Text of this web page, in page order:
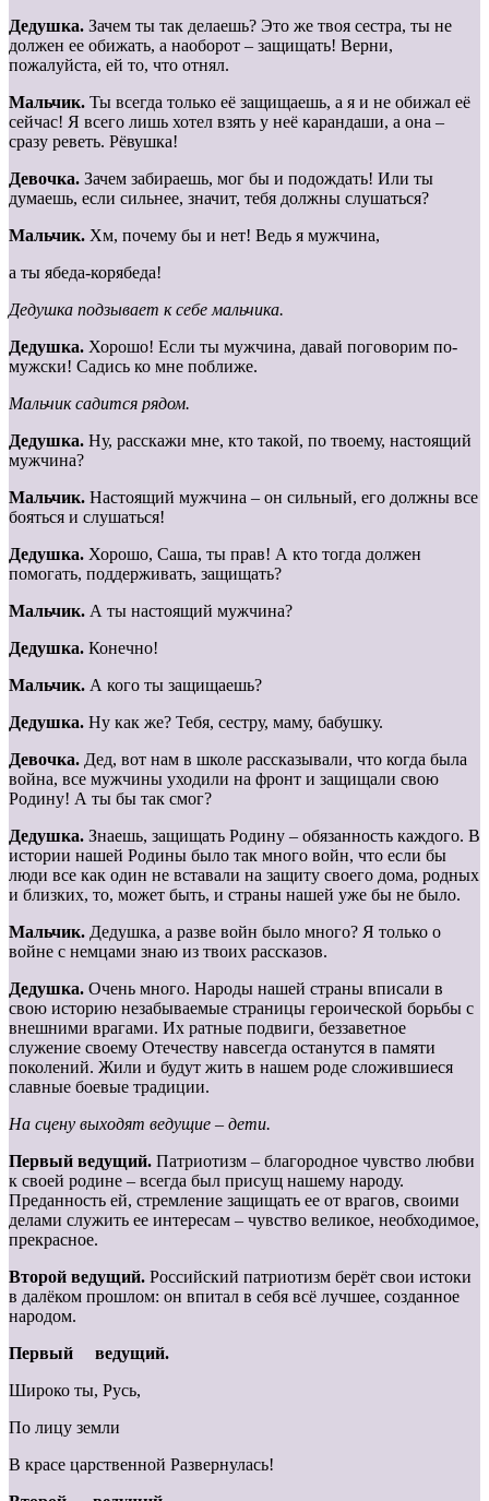
Дедушка. Зачем ты так делаешь? Это же твоя сестра, ты не
должен ее обижать, а наоборот – защищать! Верни,
пожалуйста, ей то, что отнял.
Мальчик. Ты всегда только её защищаешь, а я и не обижал её
сейчас! Я всего лишь хотел взять у неё карандаши, а она –
сразу реветь. Рёвушка!
Девочка. Зачем забираешь, мог бы и подождать! Или ты
думаешь, если сильнее, значит, тебя должны слушаться?
Мальчик. Хм, почему бы и нет! Ведь я мужчина,
а ты ябеда-корябеда!
Дедушка подзывает к себе мальчика.
Дедушка. Хорошо! Если ты мужчина, давай поговорим по-
мужски! Садись ко мне поближе.
Мальчик садится рядом.
Дедушка. Ну, расскажи мне, кто такой, по твоему, настоящий
мужчина?
Мальчик. Настоящий мужчина – он сильный, его должны все
бояться и слушаться!
Дедушка. Хорошо, Саша, ты прав! А кто тогда должен
помогать, поддерживать, защищать?
Мальчик. А ты настоящий мужчина?
Дедушка. Конечно!
Мальчик. А кого ты защищаешь?
Дедушка. Ну как же? Тебя, сестру, маму, бабушку.
Девочка. Дед, вот нам в школе рассказывали, что когда была
война, все мужчины уходили на фронт и защищали свою
Родину! А ты бы так смог?
Дедушка. Знаешь, защищать Родину – обязанность каждого. В
истории нашей Родины было так много войн, что если бы
люди все как один не вставали на защиту своего дома, родных
и близких, то, может быть, и страны нашей уже бы не было.
Мальчик. Дедушка, а разве войн было много? Я только о
войне с немцами знаю из твоих рассказов.
Дедушка. Очень много. Народы нашей страны вписали в
свою историю незабываемые страницы героической борьбы с
внешними врагами. Их ратные подвиги, беззаветное
служение своему Отечеству навсегда останутся в памяти
поколений. Жили и будут жить в нашем роде сложившиеся
славные боевые традиции.
На сцену выходят ведущие – дети.
Первый ведущий. Патриотизм – благородное чувство любви
к своей родине – всегда был присущ нашему народу.
Преданность ей, стремление защищать ее от врагов, своими
делами служить ее интересам – чувство великое, необходимое,
прекрасное.
Второй ведущий. Российский патриотизм берёт свои истоки
в далёком прошлом: он впитал в себя всё лучшее, созданное
народом.
Первый ведущий.
Широко ты, Русь,
По лицу земли
В красе царственной Развернулась!